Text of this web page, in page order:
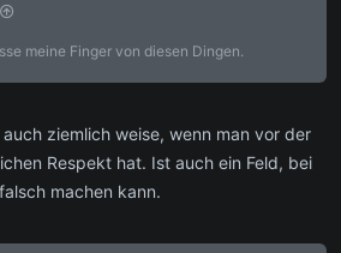
meine Finger von diesen Dingen.
ziemlich weise, wenn man vor der
Respekt hat. Ist auch ein Feld, bei
machen kann.